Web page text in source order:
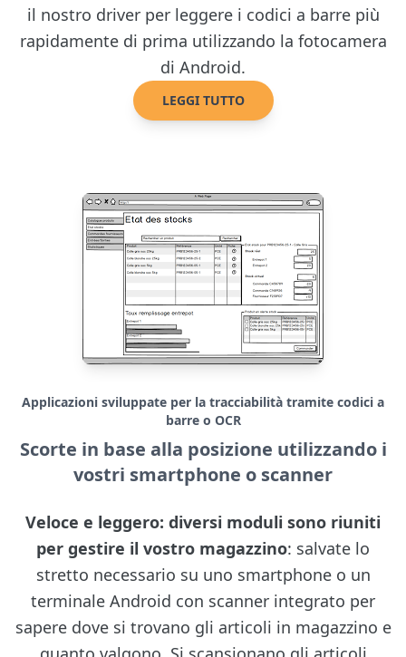
il nostro driver per leggere i codici a barre più
rapidamente di prima utilizzando la fotocamera
di Android.
LEGGI TUTTO
Applicazioni sviluppate per la tracciabilità tramite codici a
barre o OCR
Scorte in base alla posizione utilizzando i
vostri smartphone o scanner
Veloce e leggero: diversi moduli sono riuniti
per gestire il vostro magazzino: salvate lo
stretto necessario su uno smartphone o un
terminale Android con scanner integrato per
sapere dove si trovano gli articoli in magazzino e